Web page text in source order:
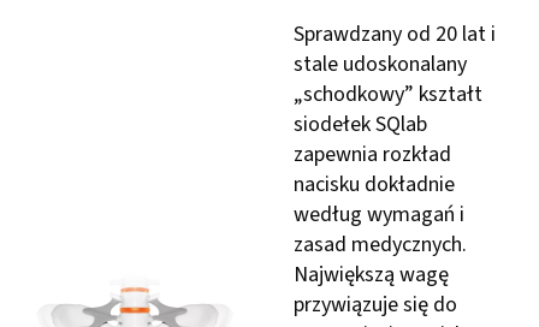
Sprawdzany od 20 lat i
stale udoskonalany
„schodkowy” kształt
siodełek SQlab
zapewnia rozkład
nacisku dokładnie
według wymagań i
zasad medycznych.
Największą wagę
przywiązuje się do